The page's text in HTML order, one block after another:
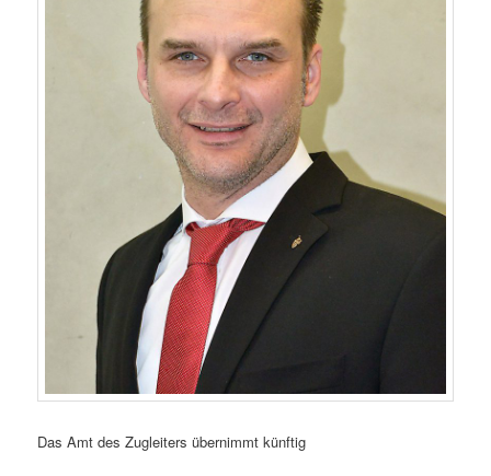
Das Amt des Zugleiters übernimmt künftig